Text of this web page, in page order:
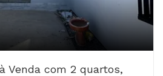
Venda com 2 quartos,